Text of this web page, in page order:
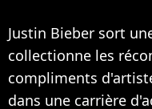
Justin Bieber sort
collectionne les
compliments
dans une carrière